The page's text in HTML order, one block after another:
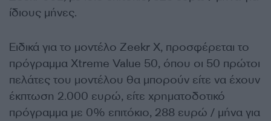
ίδιους μήνες.
Ειδικά για το μοντέλο Zeekr X, προσφέρεται το
πρόγραμμα Xtreme Value 50, όπου οι 50 πρώτοι
πελάτες του μοντέλου θα μπορούν είτε να έχουν
έκπτωση 2.000 ευρώ, είτε χρηματοδοτικό
πρόγραμμα με 0% επιτόκιο, 288 ευρώ / μήνα για